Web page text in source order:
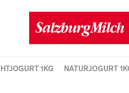
1KG NATURJOGURT